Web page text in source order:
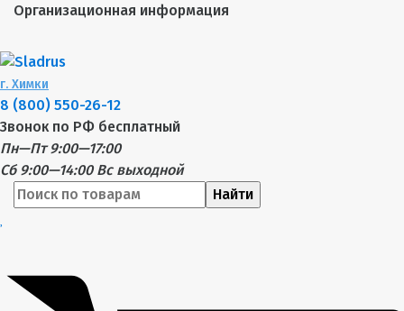
Организационная информация
г. Химки
8 (800) 550-26-12
Звонок по РФ бесплатный
Пн—Пт 9:00—17:00
Сб 9:00—14:00 Вс выходной
Найти